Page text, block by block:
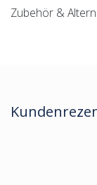
Zubehör &